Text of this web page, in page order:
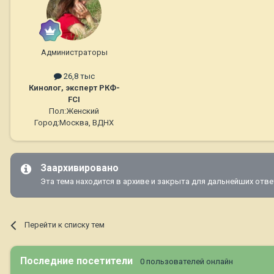
Администраторы
26,8 тыс
Кинолог, эксперт РКФ-
FCI
Пол:Женский
Город:Москва, ВДНХ
Заархивировано
Эта тема находится в архиве и закрыта для дальнейших
Перейти к списку тем
Последние посетители 0 пользователей онлайн